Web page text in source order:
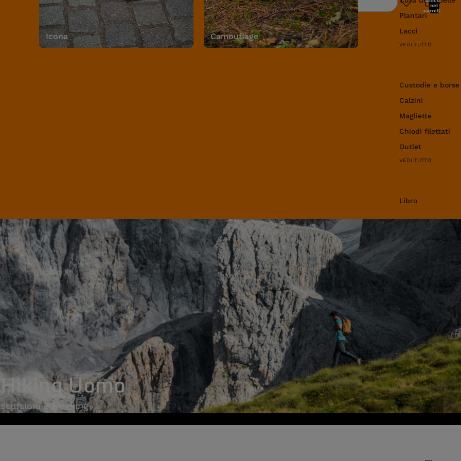
Icona Camouflage
Plantari
Lacci
VEDI TUTTO
Custodie e
Calzini
Magliette
Chiodi filettati
Outlet
VEDI TUTTO
Libro
Ricerca
nel
carrello:
Uomo
e trekking